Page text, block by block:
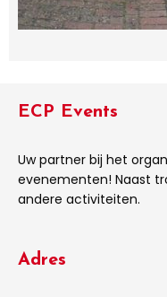
ECP Events
Uw partner bij het
evenementen! Naast
andere activiteiten.
Adres